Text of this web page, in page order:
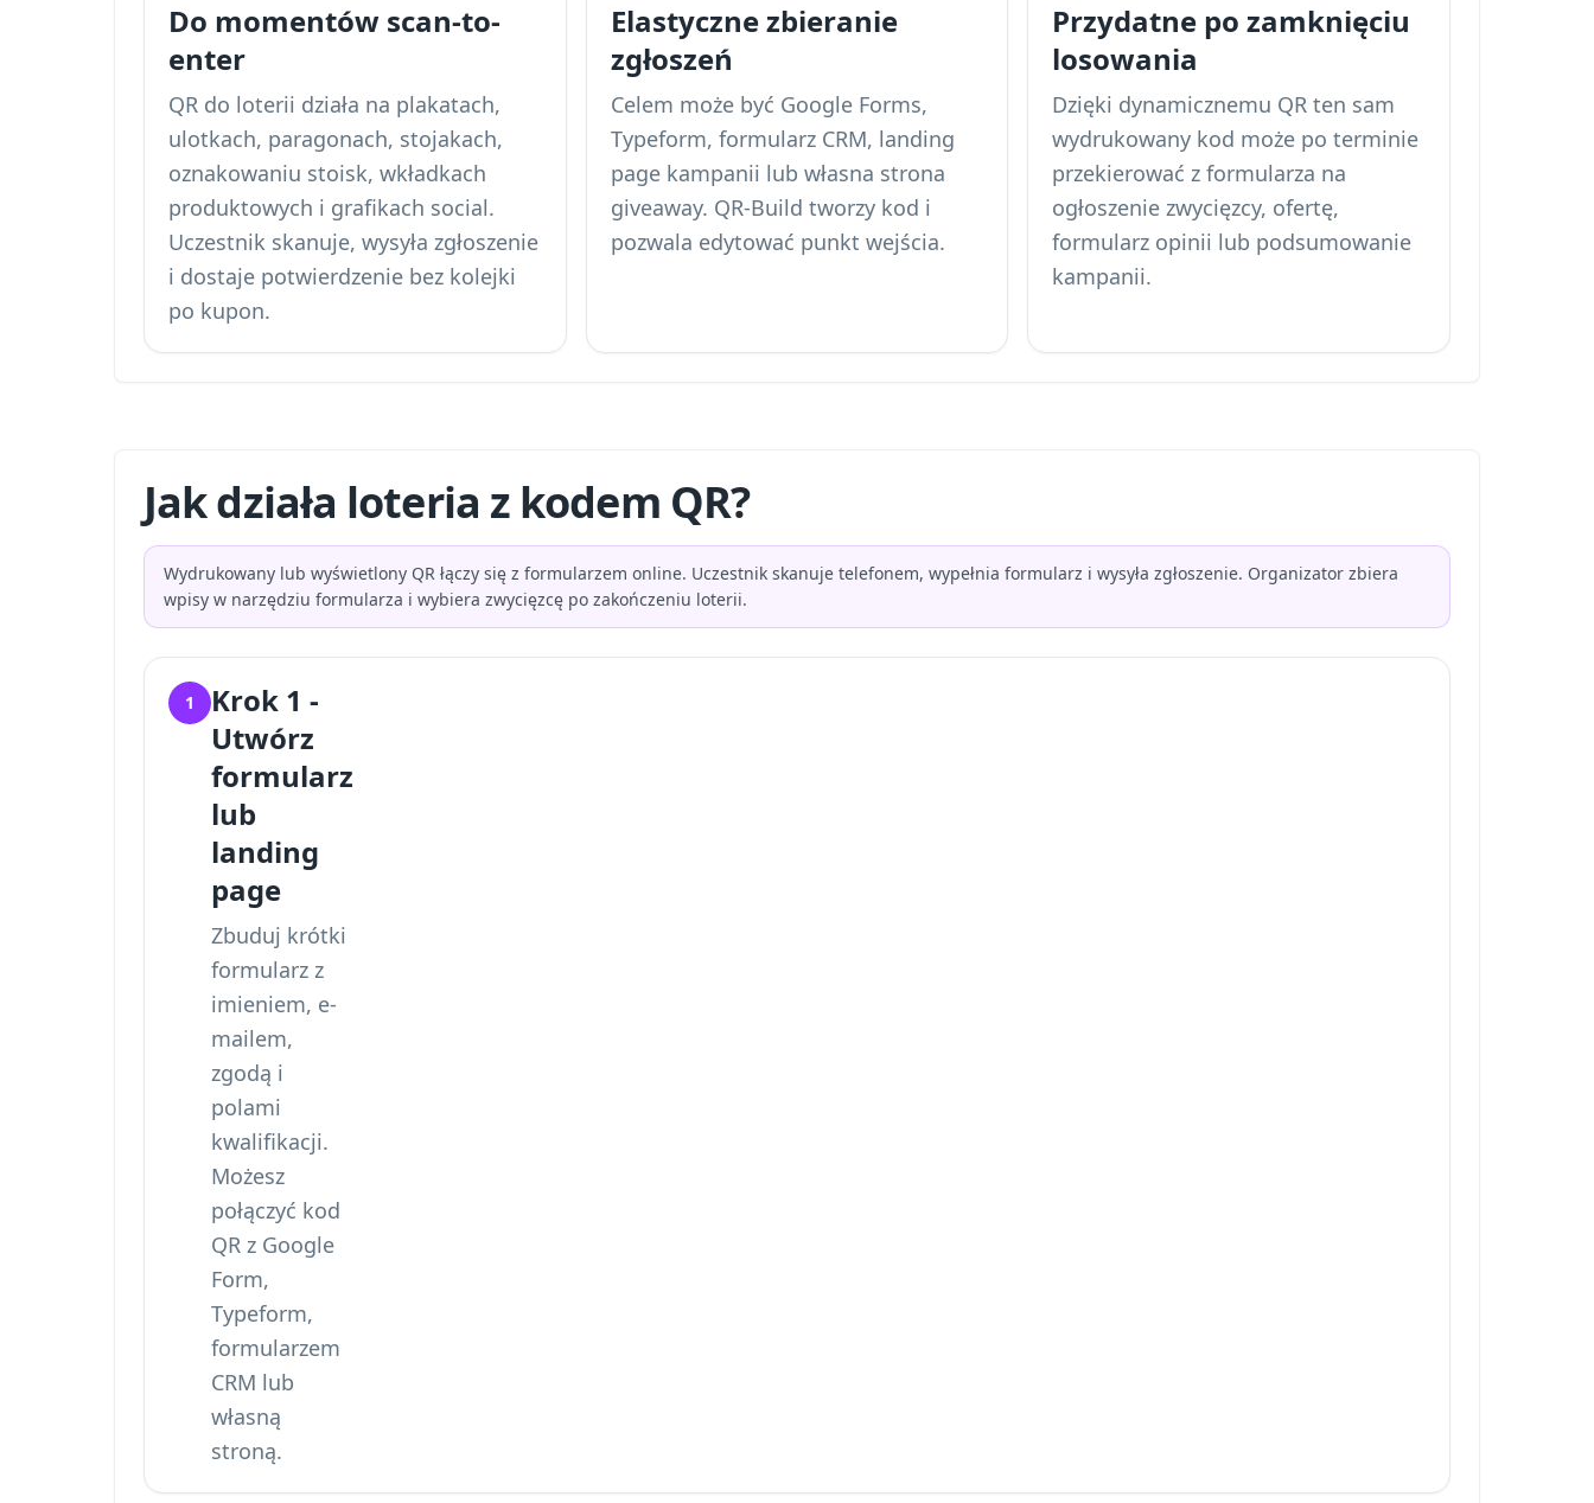
Do momentów scan-to-
enter
QR do loterii działa na plakatach,
ulotkach, paragonach, stojakach,
oznakowaniu stoisk, wkładkach
produktowych i grafikach social.
Uczestnik skanuje, wysyła zgłoszenie
i dostaje potwierdzenie bez kolejki
po kupon.
Elastyczne zbieranie
zgłoszeń
Celem może być Google Forms,
Typeform, formularz CRM, landing
page kampanii lub własna strona
giveaway. QR-Build tworzy kod i
pozwala edytować punkt wejścia.
Przydatne po zamknięciu
losowania
Dzięki dynamicznemu QR ten sam
wydrukowany kod może po terminie
przekierować z formularza na
ogłoszenie zwycięzcy, ofertę,
formularz opinii lub podsumowanie
kampanii.
Jak działa loteria z kodem QR?
Wydrukowany lub wyświetlony QR łączy się z formularzem online. Uczestnik skanuje telefonem, wypełnia formularz i wysyła zgłoszenie. Organizator zbiera
wpisy w narzędziu formularza i wybiera zwycięzcę po zakończeniu loterii.
1
Krok 1 -
Utwórz
formularz
lub
landing
page
Zbuduj krótki
formularz z
imieniem, e-
mailem,
zgodą i
polami
kwalifikacji.
Możesz
połączyć kod
QR z Google
Form,
Typeform,
formularzem
CRM lub
własną
stroną.